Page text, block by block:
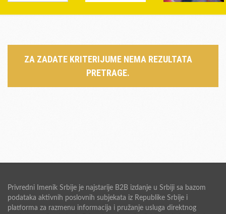
ZA ZADATE KRITERIJUME NEMA REZULTATA
PRETRAGE.
Privredni Imenik Srbije je najstarije B2B izdanje u Srbiji sa bazom
podataka aktivnih poslovnih subjekata iz Republike Srbije i
platforma za razmenu informacija i pružanje usluga direktnog